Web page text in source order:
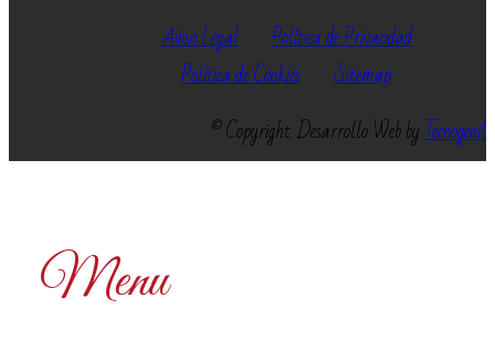
Aviso Legal
Política de Privacidad
Política de Cookies
Sitemap
© Copyright. Desarrollo Web byTecnogenil
Menu